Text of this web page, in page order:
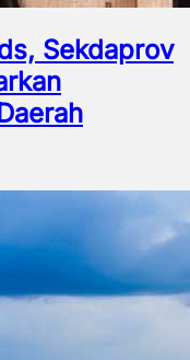
Sekdaprov